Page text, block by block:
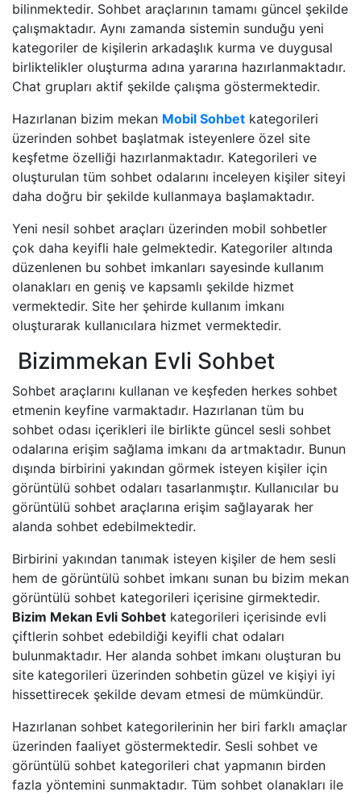
bilinmektedir. Sohbet araçlarının tamamı güncel şekilde
çalışmaktadır. Aynı zamanda sistemin sunduğu yeni
kategoriler de kişilerin arkadaşlık kurma ve duygusal
birliktelikler oluşturma adına yararına hazırlanmaktadır.
Chat grupları aktif şekilde çalışma göstermektedir.
Hazırlanan bizim mekan Mobil Sohbet kategorileri
üzerinden sohbet başlatmak isteyenlere özel site
keşfetme özelliği hazırlanmaktadır. Kategorileri ve
oluşturulan tüm sohbet odalarını inceleyen kişiler siteyi
daha doğru bir şekilde kullanmaya başlamaktadır.
Yeni nesil sohbet araçları üzerinden mobil sohbetler
çok daha keyifli hale gelmektedir. Kategoriler altında
düzenlenen bu sohbet imkanları sayesinde kullanım
olanakları en geniş ve kapsamlı şekilde hizmet
vermektedir. Site her şehirde kullanım imkanı
oluşturarak kullanıcılara hizmet vermektedir.
Bizimmekan Evli Sohbet
Sohbet araçlarını kullanan ve keşfeden herkes sohbet
etmenin keyfine varmaktadır. Hazırlanan tüm bu
sohbet odası içerikleri ile birlikte güncel sesli sohbet
odalarına erişim sağlama imkanı da artmaktadır. Bunun
dışında birbirini yakından görmek isteyen kişiler için
görüntülü sohbet odaları tasarlanmıştır. Kullanıcılar bu
görüntülü sohbet araçlarına erişim sağlayarak her
alanda sohbet edebilmektedir.
Birbirini yakından tanımak isteyen kişiler de hem sesli
hem de görüntülü sohbet imkanı sunan bu bizim mekan
görüntülü sohbet kategorileri içerisine girmektedir.
Bizim Mekan Evli Sohbet kategorileri içerisinde evli
çiftlerin sohbet edebildiği keyifli chat odaları
bulunmaktadır. Her alanda sohbet imkanı oluşturan bu
site kategorileri üzerinden sohbetin güzel ve kişiyi iyi
hissettirecek şekilde devam etmesi de mümkündür.
Hazırlanan sohbet kategorilerinin her biri farklı amaçlar
üzerinden faaliyet göstermektedir. Sesli sohbet ve
görüntülü sohbet kategorileri chat yapmanın birden
fazla yöntemini sunmaktadır. Tüm sohbet olanakları ile